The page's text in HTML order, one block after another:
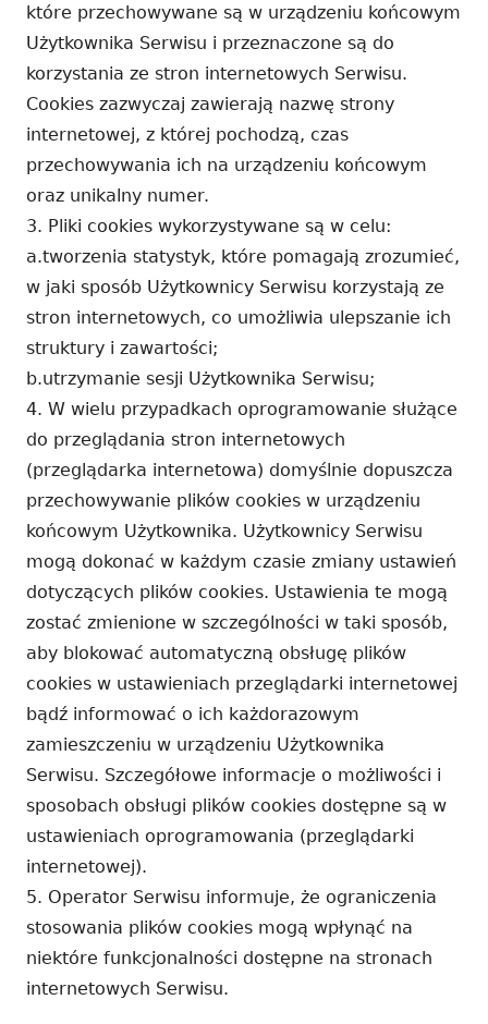
które przechowywane są w urządzeniu końcowym
Użytkownika Serwisu i przeznaczone są do
korzystania ze stron internetowych Serwisu.
Cookies zazwyczaj zawierają nazwę strony
internetowej, z której pochodzą, czas
przechowywania ich na urządzeniu końcowym
oraz unikalny numer.
3. Pliki cookies wykorzystywane są w celu:
a.tworzenia statystyk, które pomagają zrozumieć,
w jaki sposób Użytkownicy Serwisu korzystają ze
stron internetowych, co umożliwia ulepszanie ich
struktury i zawartości;
b.utrzymanie sesji Użytkownika Serwisu;
4. W wielu przypadkach oprogramowanie służące
do przeglądania stron internetowych
(przeglądarka internetowa) domyślnie dopuszcza
przechowywanie plików cookies w urządzeniu
końcowym Użytkownika. Użytkownicy Serwisu
mogą dokonać w każdym czasie zmiany ustawień
dotyczących plików cookies. Ustawienia te mogą
zostać zmienione w szczególności w taki sposób,
aby blokować automatyczną obsługę plików
cookies w ustawieniach przeglądarki internetowej
bądź informować o ich każdorazowym
zamieszczeniu w urządzeniu Użytkownika
Serwisu. Szczegółowe informacje o możliwości i
sposobach obsługi plików cookies dostępne są w
ustawieniach oprogramowania (przeglądarki
internetowej).
5. Operator Serwisu informuje, że ograniczenia
stosowania plików cookies mogą wpłynąć na
niektóre funkcjonalności dostępne na stronach
internetowych Serwisu.